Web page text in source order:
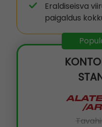
Eraldiseisva
paigaldus
/